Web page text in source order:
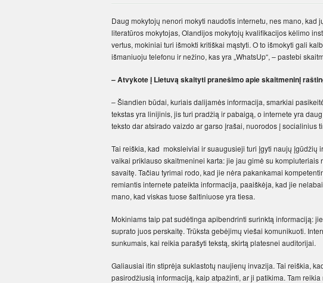
Daug mokytojų nenori mokyti naudotis internetu, nes mano,
literatūros mokytojas, Olandijos mokytojų kvalifikacijos kėlimo
vertus, mokiniai turi išmokti kritiškai mąstyti. O to išmokyti gali
išmaniuoju telefonu ir nežino, kas yra „WhatsUp“, – pastebi
– Atvykote į Lietuvą skaityti pranešimo apie skaitmeninį
– Šiandien būdai, kuriais dalijamės informacija, smarkiai
tekstas yra linijinis, jis turi pradžią ir pabaigą, o internete yra
teksto dar atsirado vaizdo ar garso įrašai, nuorodos į socialinius
Tai reiškia, kad moksleiviai ir suaugusieji turi įgyti naujų įgūdžių
vaikai priklauso skaitmeninei karta: jie jau gimė su
savaitę. Tačiau tyrimai rodo, kad jie nėra pakankamai
remiantis internete pateikta informacija, paaiškėja, kad jie
mano, kad viskas tuose šaltiniuose yra tiesa.
Mokiniams taip pat sudėtinga apibendrinti surinktą informaciją:
suprato juos perskaitę. Trūksta gebėjimų viešai komunikuoti.
sunkumais, kai reikia parašyti tekstą, skirtą platesnei auditorijai.
Galiausiai itin stiprėja suklastotų naujienų invazija. Tai reiškia,
pasirodžiusią informaciją, kaip atpažinti, ar ji patikima. Tam